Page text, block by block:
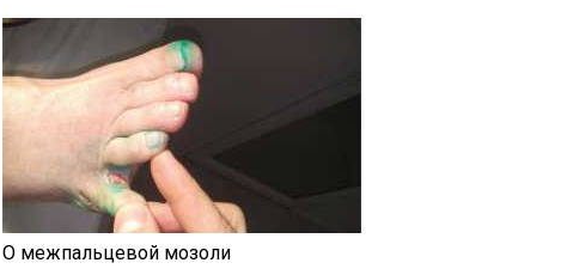
О межпальцевой мозоли